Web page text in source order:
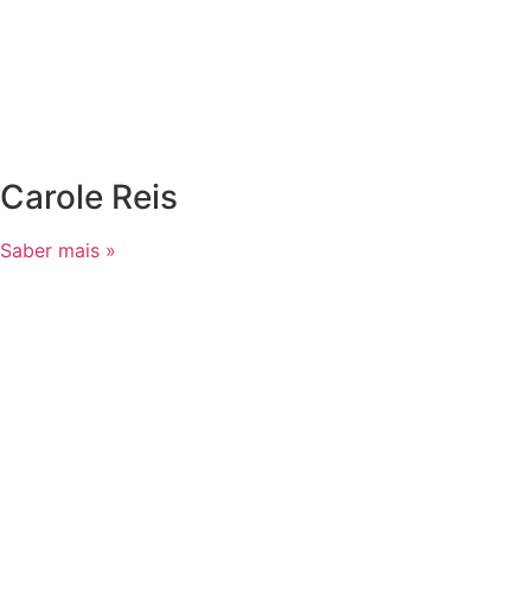
Carole Reis
Saber mais »